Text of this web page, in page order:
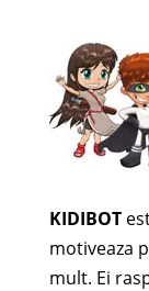
KIDIBOT
motiveaza
mult. Ei